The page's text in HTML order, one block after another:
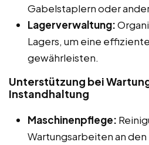
Gabelstaplern oder
Lagerverwaltung:
Lagers, um eine
gewährleisten.
Unterstützung bei
Instandhaltung
Maschinenpflege:
Wartungsarbeiten an den